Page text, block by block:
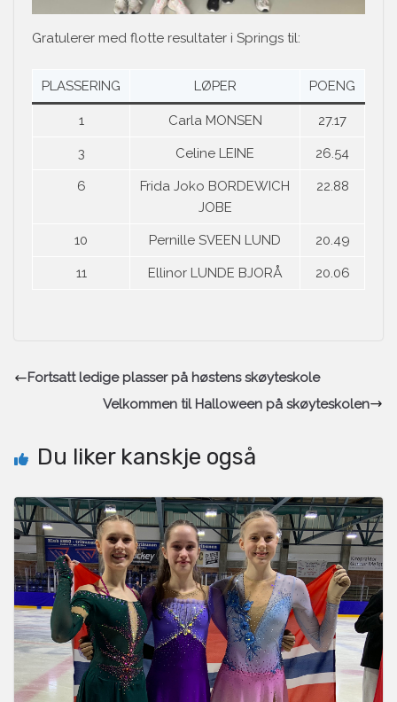
Gratulerer med flotte resultater i Springs til:
PLASSERING LØPER POENG
1 Carla MONSEN 27.17
3 Celine LEINE 26.54
6
Frida Joko BORDEWICH
JOBE
22.88
10 Pernille SVEEN LUND 20.49
11 Ellinor LUNDE BJORÅ 20.06
Fortsatt ledige plasser på høstens skøyteskole
Velkommen til Halloween på skøyteskolen
Du liker kanskje også